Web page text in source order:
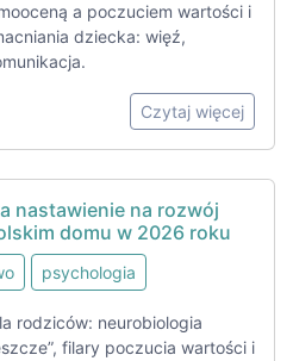
a poczuciem wartości i
dziecka: więź,
Czytaj więcej
nastawienie na rozwój
domu w 2026 roku
psychologia
rodziców: neurobiologia
filary poczucia wartości i